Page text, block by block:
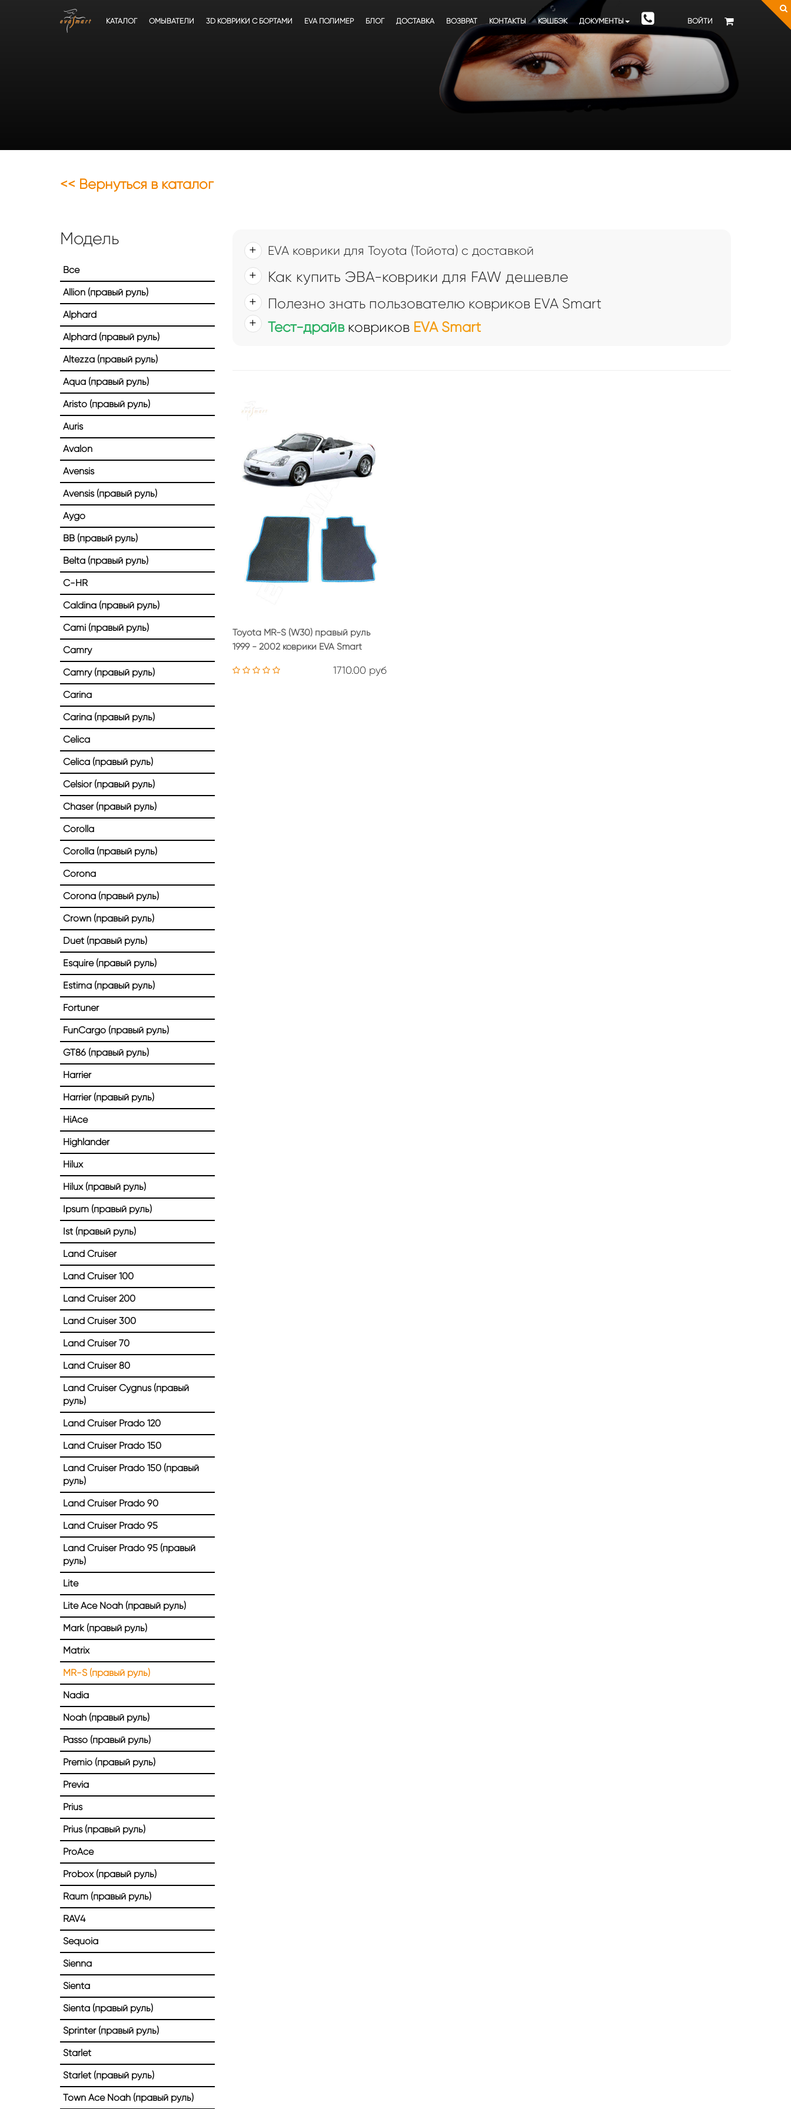
ВОЙТИ
КАТАЛОГ ОМЫВАТЕЛИ 3D КОВРИКИ C БОРТАМИ EVA ПОЛИМЕР БЛОГ ДОСТАВКА ВОЗВРАТ КОНТАКТЫ КЭШБЭК ДОКУМЕНТЫ
Главная Каталог Коврики EVA Smart для Toyota
Коврики EVA Smart для Toyota
<< Вернуться в каталог
EVA коврики для Toyota (Тойота) с доставкой
Как купить ЭВА-коврики для FAW дешевле
Полезно знать пользователю ковриков EVA Smart
Тест-драйвковриков EVA Smart
Toyota MR-S (W30) правый руль
1999 - 2002 коврики EVA Smart
1710.00 руб
Модель
Все
Allion (правый руль)
Alphard
Alphard (правый руль)
Altezza (правый руль)
Aqua (правый руль)
Aristo (правый руль)
Auris
Avalon
Avensis
Avensis (правый руль)
Aygo
BB (правый руль)
Belta (правый руль)
C-HR
Caldina (правый руль)
Cami (правый руль)
Camry
Camry (правый руль)
Carina
Carina (правый руль)
Celica
Celica (правый руль)
Celsior (правый руль)
Chaser (правый руль)
Corolla
Corolla (правый руль)
Corona
Corona (правый руль)
Crown (правый руль)
Duet (правый руль)
Esquire (правый руль)
Estima (правый руль)
Fortuner
FunCargo (правый руль)
GT86 (правый руль)
Harrier
Harrier (правый руль)
HiAce
Highlander
Hilux
Hilux (правый руль)
Ipsum (правый руль)
Ist (правый руль)
Land Cruiser
Land Cruiser 100
Land Cruiser 200
Land Cruiser 300
Land Cruiser 70
Land Cruiser 80
Land Cruiser Cygnus (правый
руль)
Land Cruiser Prado 120
Land Cruiser Prado 150
Land Cruiser Prado 150 (правый
руль)
Land Cruiser Prado 90
Land Cruiser Prado 95
Land Cruiser Prado 95 (правый
руль)
Lite
Lite Ace Noah (правый руль)
Mark (правый руль)
Matrix
MR-S (правый руль)
Nadia
Noah (правый руль)
Passo (правый руль)
Premio (правый руль)
Previa
Prius
Prius (правый руль)
ProAce
Probox (правый руль)
Raum (правый руль)
RAV4
Sequoia
Sienna
Sienta
Sienta (правый руль)
Sprinter (правый руль)
Starlet
Starlet (правый руль)
Town Ace Noah (правый руль)